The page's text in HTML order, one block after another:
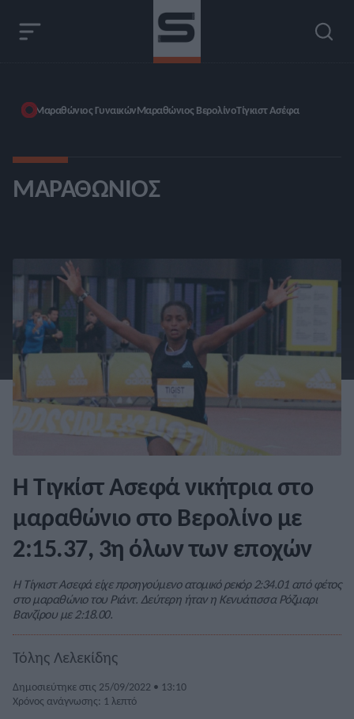
Μαραθώνιος ΓυναικώνΜαραθώνιος ΒερολίνοΤίγκιστ Ασέφα
ΜΑΡΑΘΏΝΙΟΣ
Η Τιγκίστ Ασεφά νικήτρια στο
μαραθώνιο στο Βερολίνο με
2:15.37, 3η όλων των εποχών
Η Τίγκιστ Ασεφά είχε προηγούμενο ατομικό ρεκόρ 2:34.01 από φέτος
στο μαραθώνιο του Ριάντ. Δεύτερη ήταν η Κενυάτισσα Ρόζμαρι
Βανζίρου με 2:18.00.
Τόλης Λελεκίδης
Δημοσιεύτηκε στις 25/09/2022 • 13:10
Χρόνος ανάγνωσης: 1 λεπτό